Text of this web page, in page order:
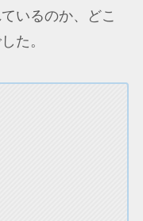
いるのか、どこ
た。